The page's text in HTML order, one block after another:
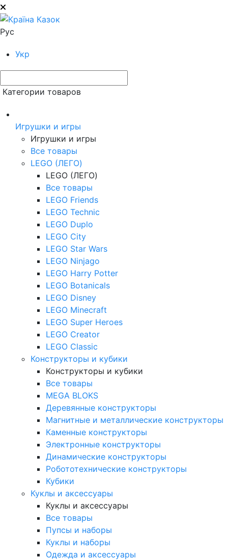
Рус
Укр
Категории товаров
Игрушки и игры
Игрушки и игры
Все товары
LEGO (ЛЕГО)
LEGO (ЛЕГО)
Все товары
LEGO Friends
LEGO Technic
LEGO Duplo
LEGO City
LEGO Star Wars
LEGO Ninjago
LEGO Harry Potter
LEGO Botanicals
LEGO Disney
LEGO Minecraft
LEGO Super Heroes
LEGO Creator
LEGO Classic
Конструкторы и кубики
Конструкторы и кубики
Все товары
MEGA BLOKS
Деревянные конструкторы
Магнитные и металлические конструкторы
Каменные конструкторы
Электронные конструкторы
Динамические конструкторы
Робототехнические конструкторы
Кубики
Куклы и аксессуары
Куклы и аксессуары
Все товары
Пупсы и наборы
Куклы и наборы
Одежда и аксессуары